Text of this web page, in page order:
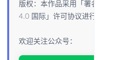
版权：本作品采用「 署名-非商业性
4.0 国际 」许可协议进行许可。
欢迎关注公众号：